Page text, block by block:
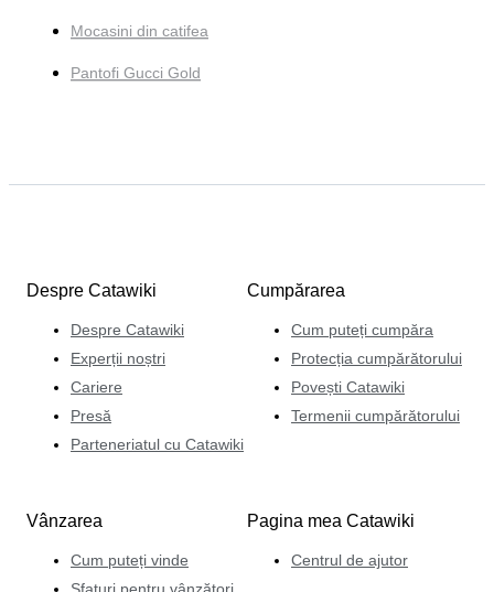
Mocasini din catifea
Pantofi Gucci Gold
Despre Catawiki
Despre Catawiki
Experții noștri
Cariere
Presă
Parteneriatul cu Catawiki
Cumpărarea
Cum puteți cumpăra
Protecția cumpărătorului
Povești Catawiki
Termenii cumpărătorului
Vânzarea
Cum puteți vinde
Pagina mea Catawiki
Centrul de ajutor